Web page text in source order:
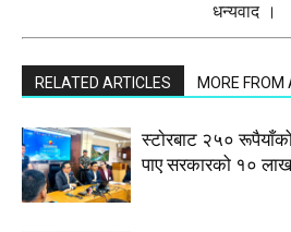
धन्यवाद ।
RELATED ARTICLES MORE FROM
स्टाेरबाट २५०
पाए सरकारको १०